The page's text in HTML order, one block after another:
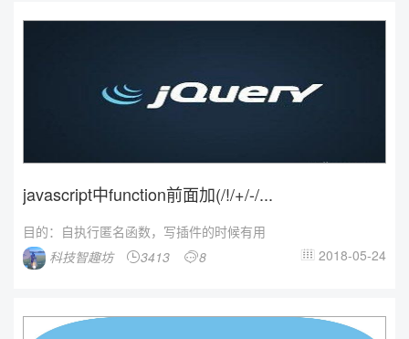
javascript中function前面加(/!/+/-/...
目的：自执行匿名函数，写插件的时候有用
科技智趣坊
3413 8  2018-05-24